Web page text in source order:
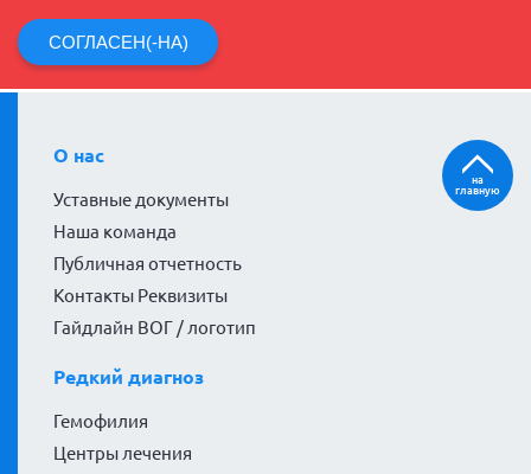
СОГЛАСЕН(-НА)
О нас
Уставные документы
Наша команда
Публичная отчетность
Контакты Реквизиты
Гайдлайн ВОГ / логотип
Редкий диагноз
Гемофилия
Центры лечения
на
главную